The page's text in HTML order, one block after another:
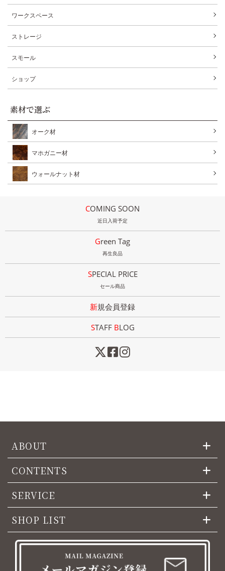
ワークスペース
ストレージ
スモール
ショップ
素材で選ぶ
オーク材
マホガニー材
ウォールナット材
COMING SOON
近日入荷予定
Green Tag
再生良品
SPECIAL PRICE
セール商品
新規会員登録
STAFF BLOG
ABOUT
CONTENTS
SERVICE
SHOP LIST